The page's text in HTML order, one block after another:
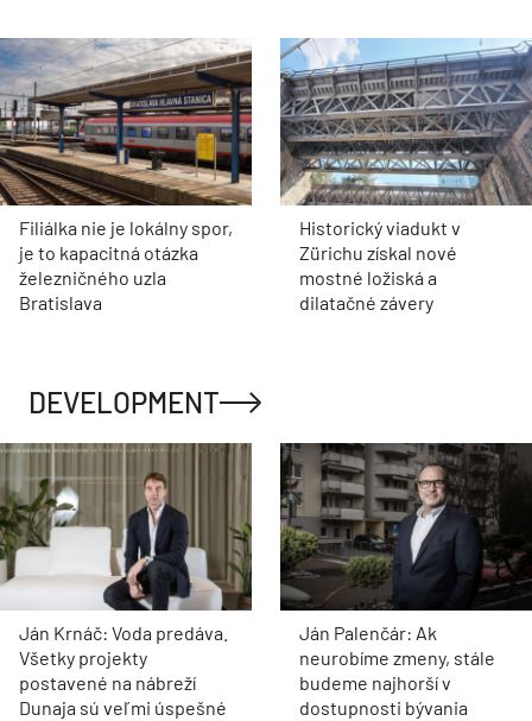
Filiálka nie je lokálny spor,
je to kapacitná otázka
železničného uzla
Bratislava
Historický viadukt v
Zürichu získal nové
mostné ložiská a
dilatačné závery
DEVELOPMENT
Ján Krnáč: Voda predáva.
Všetky projekty
postavené na nábreží
Dunaja sú veľmi úspešné
Ján Palenčár: Ak
neurobíme zmeny, stále
budeme najhorší v
dostupnosti bývania